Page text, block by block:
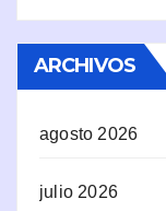
ARCHIVOS
agosto 2026
julio 2026